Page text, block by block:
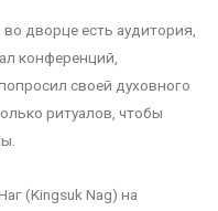
дворце есть аудитория,
конференций,
своей духовного
ритуалов, чтобы
(Kingsuk Nag) на